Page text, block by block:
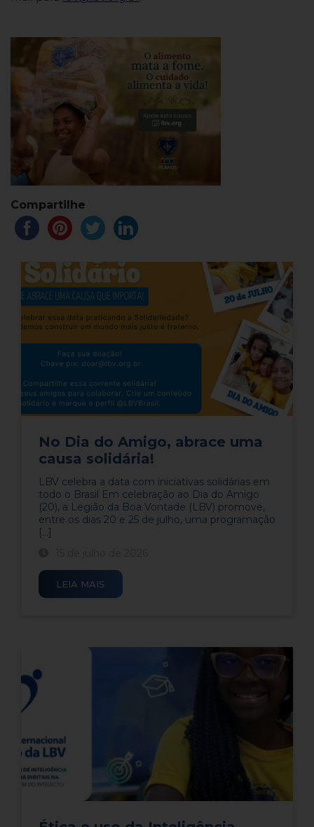
Compartilhe
No Dia do Amigo, abrace uma
causa solidária!
LBV celebra a data com iniciativas solidárias em
todo o Brasil Em celebração ao Dia do Amigo
(20), a Legião da Boa Vontade (LBV) promove,
entre os dias 20 e 25 de julho, uma programação
[...]
LEIA MAIS